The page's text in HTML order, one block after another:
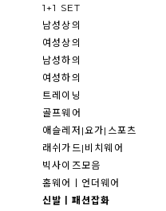
1+1 SET
남성상의
여성상의
남성하의
여성하의
트레이닝
골프웨어
애슬레저|요가|스포츠
래쉬가드|비치웨어
빅사이즈모음
홈웨어ㅣ언더웨어
신발ㅣ패션잡화